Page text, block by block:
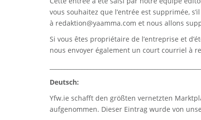
vous souhaitez que l’entrée est supprimée,
à redaktion@yaamma.com et nous allons
Si vous êtes propriétaire de l’entreprise et
nous envoyer également un court courriel à
Deutsch:
Yfw.ie schafft den größten vernetzten
aufgenommen. Dieser Eintrag wurde von